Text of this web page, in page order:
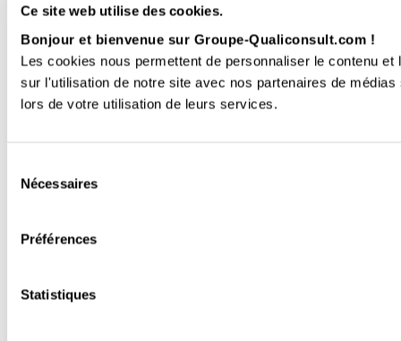
Ce site web utilise des cookies.
Bonjour et bienvenue sur Groupe-Qualiconsult.com !
Les cookies nous permettent de personnaliser le contenu
sur l'utilisation de notre site avec nos partenaires de
lors de votre utilisation de leurs services.
Nécessaires
Préférences
Statistiques